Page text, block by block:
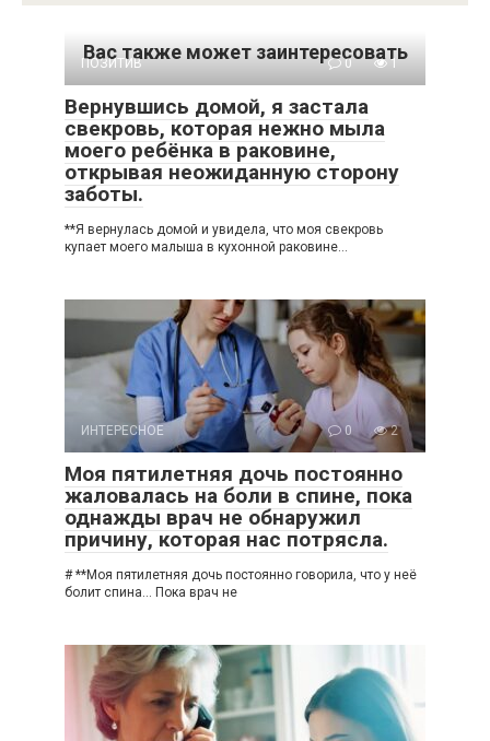
Вас также может заинтересовать
ПОЗИТИВ 0 1
Вернувшись домой, я застала
свекровь, которая нежно мыла
моего ребёнка в раковине,
открывая неожиданную сторону
заботы.
**Я вернулась домой и увидела, что моя свекровь
купает моего малыша в кухонной раковине…
ИНТЕРЕСНОЕ 0 2
Моя пятилетняя дочь постоянно
жаловалась на боли в спине, пока
однажды врач не обнаружил
причину, которая нас потрясла.
# **Моя пятилетняя дочь постоянно говорила, что у неё
болит спина… Пока врач не